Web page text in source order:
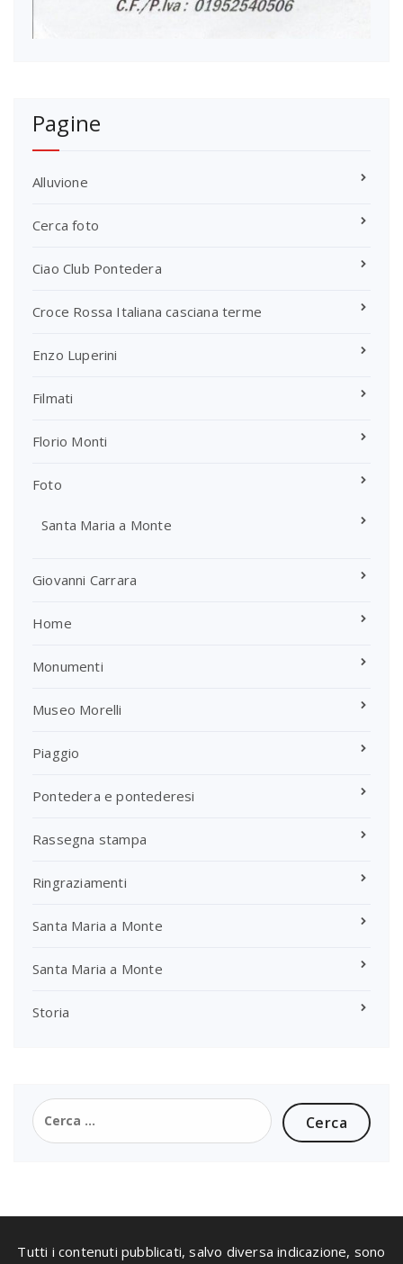
Pagine
Alluvione
Cerca foto
Ciao Club Pontedera
Croce Rossa Italiana casciana terme
Enzo Luperini
Filmati
Florio Monti
Foto
Santa Maria a Monte
Giovanni Carrara
Home
Monumenti
Museo Morelli
Piaggio
Pontedera e pontederesi
Rassegna stampa
Ringraziamenti
Santa Maria a Monte
Santa Maria a Monte
Storia
Ricerca
per:
Tutti i contenuti pubblicati, salvo diversa indicazione, sono